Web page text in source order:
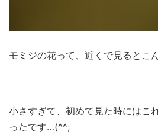
モミジの花って、近くで見るとこ
小さすぎて、初めて見た時にはこ
ったです…(^^;